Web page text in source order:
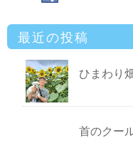
最近の投稿
ひまわり
首のクー